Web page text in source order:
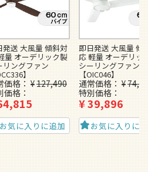
発送 大風量 傾斜対
量 オーデリック製
リングファン
】
価格 ¥127,490
価格
お気に入りに追加
即日発送 大風量 傾
応 軽量 オーデリッ
シーリングファン
【OIC046】
通常価格 ¥
特別価格
¥39,896
お気に入りに